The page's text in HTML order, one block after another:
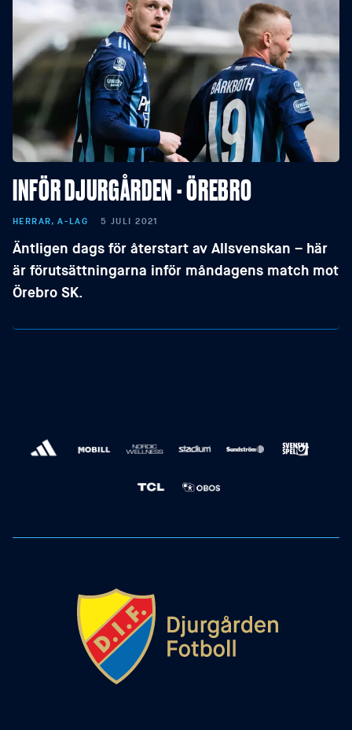
INFÖR DJURGÅRDEN - ÖREBRO
HERRAR, A-LAG 5 JULI 2021
Äntligen dags för återstart av Allsvenskan – här
är förutsättningarna inför måndagens match mot
Örebro SK.